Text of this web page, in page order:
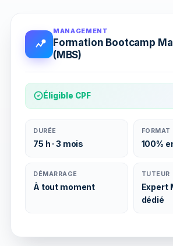
MANAGEMENT
Formation Bootcamp
(MBS)
Éligible CPF
DURÉE
75 h · 3 mois
FORMAT
100%
DÉMARRAGE
À tout moment
TUTEUR
Expert
dédié